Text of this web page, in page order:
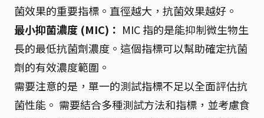
菌效果的重要指標。直徑越大，抗菌效果越好。
最小抑菌濃度 (MIC)： MIC 指的是能抑制微生物生
長的最低抗菌劑濃度。這個指標可以幫助確定抗菌
劑的有效濃度範圍。
需要注意的是，單一的測試指標不足以全面評估抗
菌性能。 需要結合多種測試方法和指標，並考慮食